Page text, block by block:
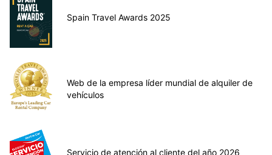
Spain Travel Awards 2025
Web de la empresa líder mundial de alquiler de
vehículos
Servicio de atención al cliente del año 2026